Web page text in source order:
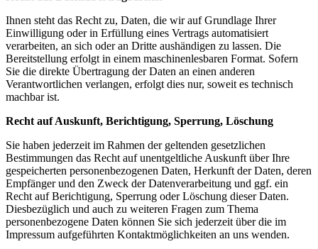
Ihnen steht das Recht zu, Daten, die wir auf Grundlage Ihrer
Einwilligung oder in Erfüllung eines Vertrags automatisiert
verarbeiten, an sich oder an Dritte aushändigen zu lassen. Die
Bereitstellung erfolgt in einem maschinenlesbaren Format. Sofern
Sie die direkte Übertragung der Daten an einen anderen
Verantwortlichen verlangen, erfolgt dies nur, soweit es technisch
machbar ist.
Recht auf Auskunft, Berichtigung, Sperrung, Löschung
Sie haben jederzeit im Rahmen der geltenden gesetzlichen
Bestimmungen das Recht auf unentgeltliche Auskunft über Ihre
gespeicherten personenbezogenen Daten, Herkunft der Daten, deren
Empfänger und den Zweck der Datenverarbeitung und ggf. ein
Recht auf Berichtigung, Sperrung oder Löschung dieser Daten.
Diesbezüglich und auch zu weiteren Fragen zum Thema
personenbezogene Daten können Sie sich jederzeit über die im
Impressum aufgeführten Kontaktmöglichkeiten an uns wenden.